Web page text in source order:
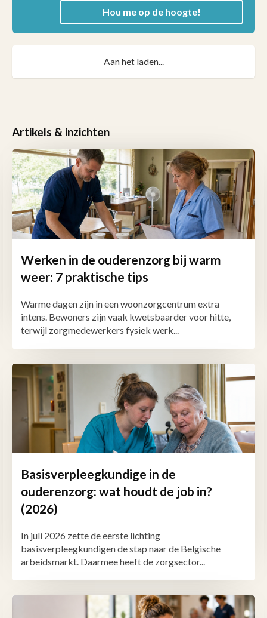
Hou me op de hoogte!
Aan het laden...
Artikels & inzichten
Werken in de ouderenzorg bij warm
weer: 7 praktische tips
Warme dagen zijn in een woonzorgcentrum extra
intens. Bewoners zijn vaak kwetsbaarder voor hitte,
terwijl zorgmedewerkers fysiek werk...
Basisverpleegkundige in de
ouderenzorg: wat houdt de job in?
(2026)
In juli 2026 zette de eerste lichting
basisverpleegkundigen de stap naar de Belgische
arbeidsmarkt. Daarmee heeft de zorgsector...